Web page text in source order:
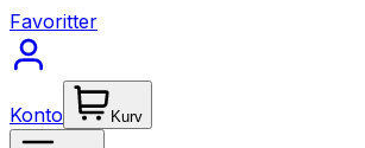
Favoritter
Konto Kurv